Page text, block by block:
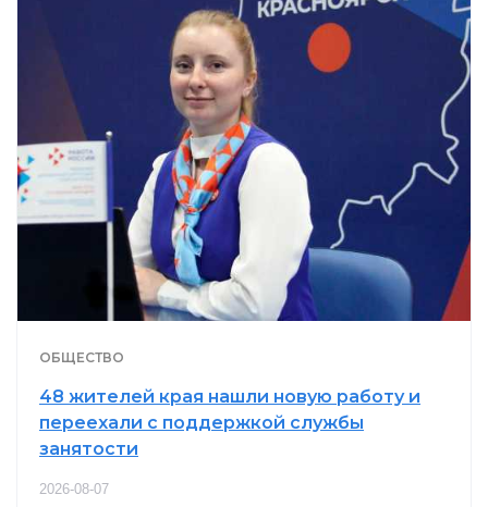
ОБЩЕСТВО
48 жителей края нашли новую работу и
переехали с поддержкой службы
занятости
2026-08-07